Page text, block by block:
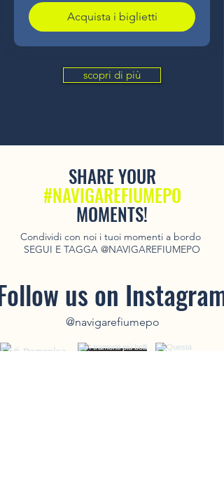
Acquista i biglietti
scopri di più
SHARE YOUR
#NAVIGAREFIUMEPO
MOMENTS!
Condividi con noi i tuoi momenti a bordo
SEGUI E TAGGA @NAVIGAREFIUMEPO
us on Instagram
@navigarefiumepo